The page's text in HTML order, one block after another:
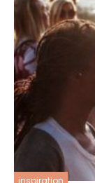
inspiration